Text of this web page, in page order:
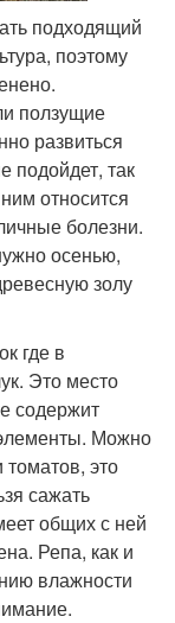
подходящий
поэтому
ползущие
развиться
подойдет, так
относится
болезни.
осенью,
золу
где в
Это место
содержит
Можно
томатов, это
сажать
общих с ней
Репа, как и
влажности